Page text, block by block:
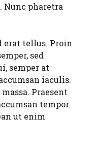
Nunc pharetra
erat tellus. Proin
sed
semper at
iaculis.
Praesent
tempor.
ut enim